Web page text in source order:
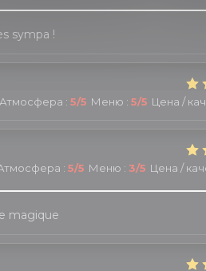
sympa !
Атмосфера : 5/5 Меню : 5/5 Цена /
: 5/5 Меню : 3/5 Цена /
magique